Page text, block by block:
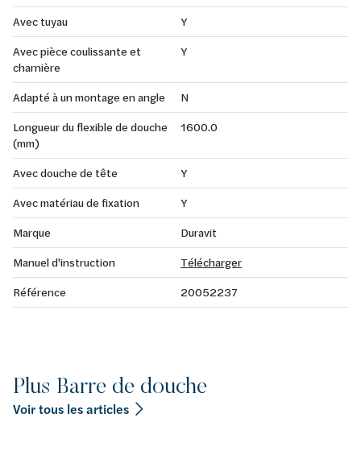
Avec tuyau
Y
Avec pièce coulissante et
charnière
Y
Adapté à un montage en angle
N
Longueur du flexible de douche
(mm)
1600.0
Avec douche de tête
Y
Avec matériau de fixation
Y
Marque
Duravit
Manuel d'instruction
Télécharger
Référence
20052237
Plus Barre de douche
Voir tous les articles